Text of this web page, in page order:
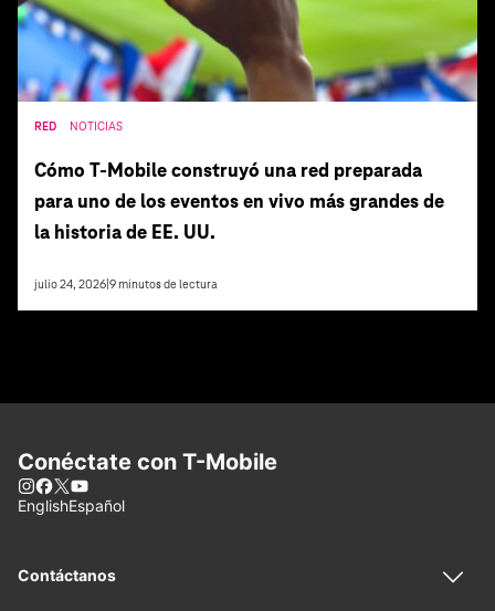
RED NOTICIAS
Cómo T‑Mobile construyó una red preparada
para uno de los eventos en vivo más grandes de
la historia de EE. UU.
julio 24, 2026 9 minutos de lectura